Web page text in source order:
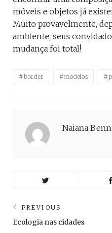
móveis e objetos já
Muito provavelmente,
ambiente, seus
mudança foi total!
border modelos
Naiana
Navegação
de
PREVIOUS
Previous
Ecologia nas cidades